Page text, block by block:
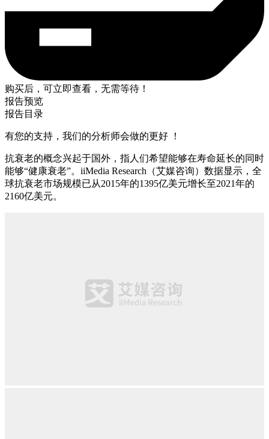
购买后，可立即查看，无需等待！
报告预览
报告目录
有您的支持，我们的分析师会做的更好 ！
抗衰老的概念兴起于国外，指人们希望能够在寿命延长的同时
能够“健康衰老”。iiMedia Research（艾媒咨询）数据显示，全
球抗衰老市场规模已从2015年的1395亿美元增长至2021年的
2160亿美元。